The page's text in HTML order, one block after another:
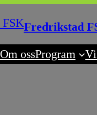
Fredrikstad
Om ossProgram